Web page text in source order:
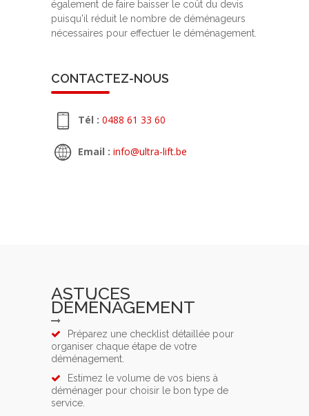
également de faire baisser le coût du devis
puisqu'il réduit le nombre de déménageurs
nécessaires pour effectuer le déménagement.
CONTACTEZ-NOUS
Tél : 0488 61 33 60
Email : info@ultra-lift.be
ASTUCES
DÉMÉNAGEMENT
Préparez une checklist détaillée pour
organiser chaque étape de votre
déménagement.
Estimez le volume de vos biens à
déménager pour choisir le bon type de
service.